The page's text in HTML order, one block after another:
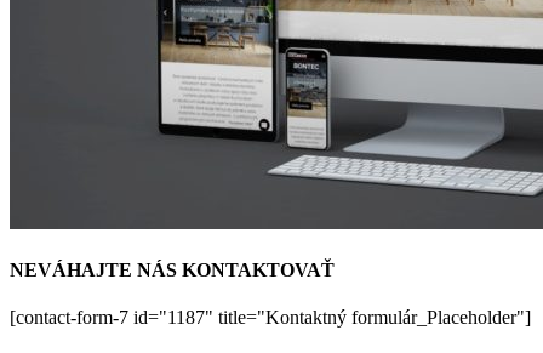
NEVÁHAJTE NÁS KONTAKTOVAŤ
[contact-form-7 id="1187" title="Kontaktný formulár_Placeholder"]